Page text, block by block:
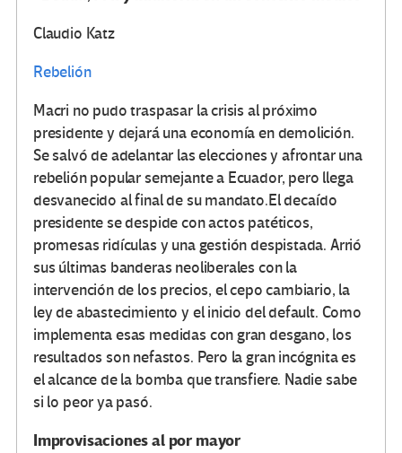
Claudio Katz
Rebelión
Macri no pudo traspasar la crisis al próximo
presidente y dejará una economía en demolición.
Se salvó de adelantar las elecciones y afrontar una
rebelión popular semejante a Ecuador, pero llega
desvanecido al final de su mandato.El decaído
presidente se despide con actos patéticos,
promesas ridículas y una gestión despistada. Arrió
sus últimas banderas neoliberales con la
intervención de los precios, el cepo cambiario, la
ley de abastecimiento y el inicio del default. Como
implementa esas medidas con gran desgano, los
resultados son nefastos. Pero la gran incógnita es
el alcance de la bomba que transfiere. Nadie sabe
si lo peor ya pasó.
Improvisaciones al por mayor